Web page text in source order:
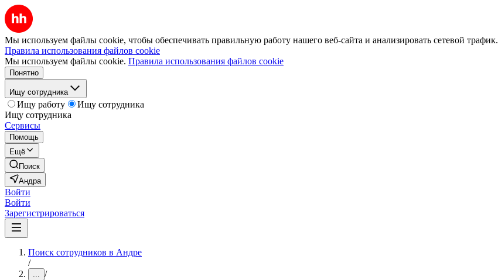
Мы используем файлы cookie, чтобы обеспечивать правильную работу нашего веб-сайта и анализировать сетевой трафик.
Правила использования файлов cookie
Мы используем файлы cookie. Правила использования файлов cookie
Понятно
Ищу сотрудника
Ищу работу
Ищу сотрудника
Ищу сотрудника
Сервисы
Помощь
Ещё
Поиск
Андра
Войти
Войти
Зарегистрироваться
Поиск сотрудников в Андре
/
... /